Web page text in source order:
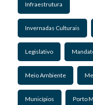
Infraestrutura
Invernadas Culturais
Legislativo
Meio Ambiente
Municípios Porto